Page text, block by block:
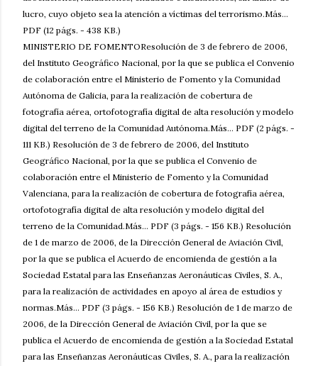
lucro, cuyo objeto sea la atención a víctimas del terrorismo.Más...
PDF (12 págs. - 438 KB.)
MINISTERIO DE FOMENTOResolución de 3 de febrero de 2006,
del Instituto Geográfico Nacional, por la que se publica el Convenio
de colaboración entre el Ministerio de Fomento y la Comunidad
Autónoma de Galicia, para la realización de cobertura de
fotografía aérea, ortofotografía digital de alta resolución y modelo
digital del terreno de la Comunidad Autónoma.Más... PDF (2 págs. -
111 KB.) Resolución de 3 de febrero de 2006, del Instituto
Geográfico Nacional, por la que se publica el Convenio de
colaboración entre el Ministerio de Fomento y la Comunidad
Valenciana, para la realización de cobertura de fotografía aérea,
ortofotografía digital de alta resolución y modelo digital del
terreno de la Comunidad.Más... PDF (3 págs. - 156 KB.) Resolución
de 1 de marzo de 2006, de la Dirección General de Aviación Civil,
por la que se publica el Acuerdo de encomienda de gestión a la
Sociedad Estatal para las Enseñanzas Aeronáuticas Civiles, S. A.,
para la realización de actividades en apoyo al área de estudios y
normas.Más... PDF (3 págs. - 156 KB.) Resolución de 1 de marzo de
2006, de la Dirección General de Aviación Civil, por la que se
publica el Acuerdo de encomienda de gestión a la Sociedad Estatal
para las Enseñanzas Aeronáuticas Civiles, S. A., para la realización